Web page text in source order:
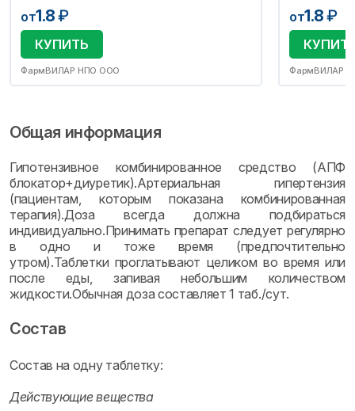
от1.8₽
КУПИТЬ
ФармВИЛАР НПО ООО
от1.8₽
ФармВИЛАР
Общая информация
Гипотензивное комбинированное средство (АПФ
блокатор+диуретик).Артериальная гипертензия
(пациентам, которым показана комбинированная
терапия).Доза всегда должна подбираться
индивидуально.Принимать препарат следует регулярно
в одно и тоже время (предпочтительно
утром).Таблетки проглатывают целиком во время или
после еды, запивая небольшим количеством
жидкости.Обычная доза составляет 1 таб./сут.
Состав
Состав на одну таблетку:
Действующие вещества